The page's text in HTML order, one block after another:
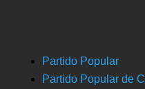
Partido Popular
Partido Popular de